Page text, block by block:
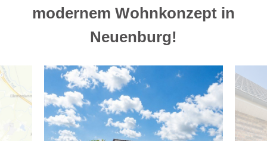
modernem Wohnkonzept in
Neuenburg!